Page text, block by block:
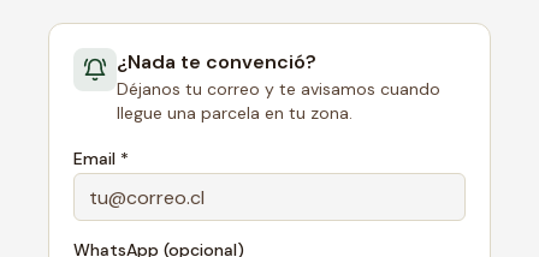
¿Nada te convenció?
Déjanos tu correo y te avisamos cuando
llegue una parcela en tu zona.
Email *
WhatsApp (opcional)